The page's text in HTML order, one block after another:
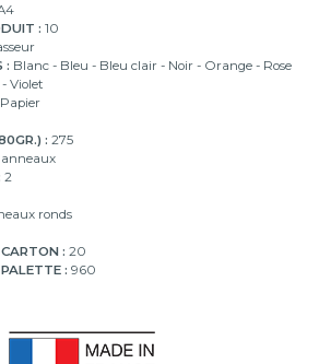
: 10
: Blanc - Bleu - Bleu clair - Noir - Orange - Rose
Violet
Papier
: 275
anneaux
2
ronds
: 20
: 960